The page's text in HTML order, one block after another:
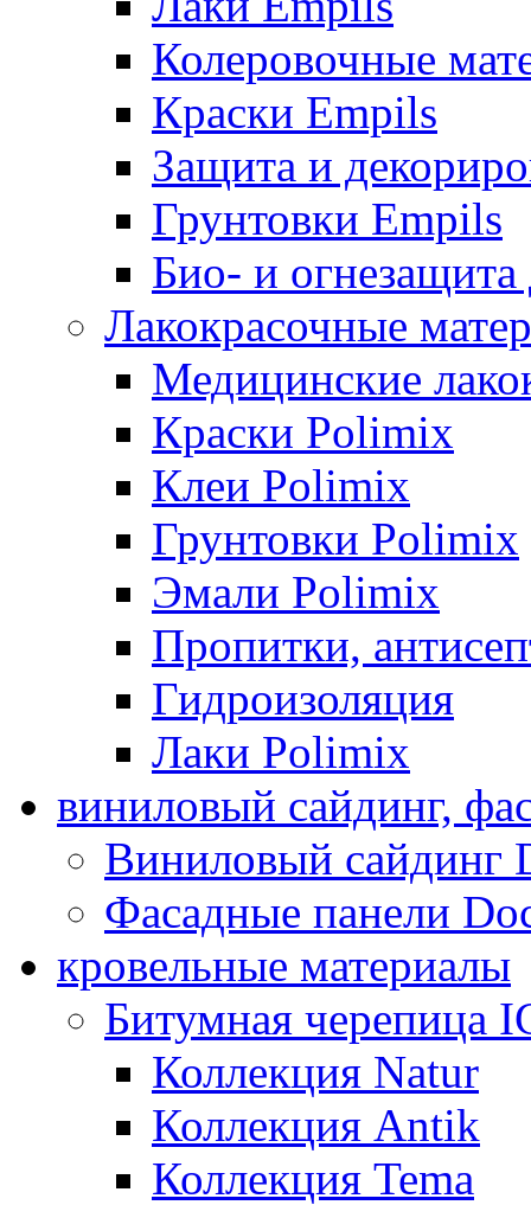
Колеровочные
Краски Empils
Защита и
Грунтовки Empils
Био- и
Лакокрасочные
Медицинские
Краски Polimix
Клеи Polimix
Грунтовки Polimix
Эмали Polimix
Пропитки,
Гидроизоляция
Лаки Polimix
виниловый сайдинг,
Виниловый сайдинг
Фасадные панели
кровельные материалы
Битумная черепица
Коллекция Natur
Коллекция Antik
Коллекция Tema